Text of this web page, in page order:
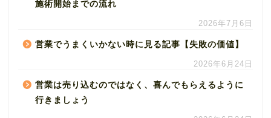
施術開始までの流れ
2026年7月6日
営業でうまくいかない時に見る記事【失敗の価値】
2026年6月24日
営業は売り込むのではなく、喜んでもらえるように
行きましょう